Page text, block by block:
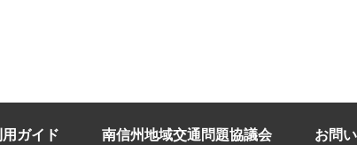
ガイド 南信州地域交通問題協議会 お問